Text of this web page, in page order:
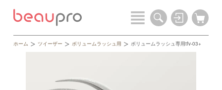
ホーム ツイーザー ボリュームラッシュ用 ボリュームラッシュ専用tfv-03+